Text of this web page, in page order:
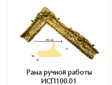
Рама ручной работы
ИСП100.01